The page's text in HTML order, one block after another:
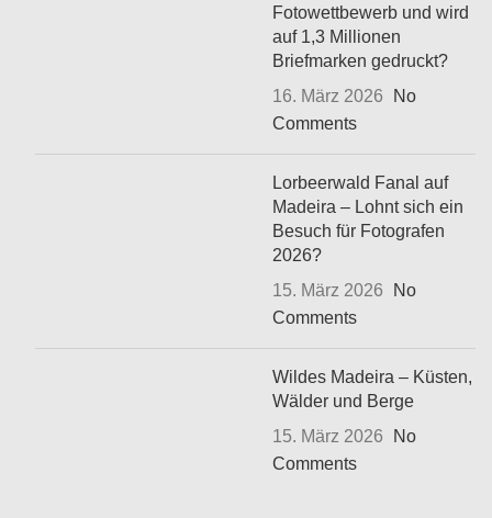
Fotowettbewerb und wird
auf 1,3 Millionen
Briefmarken gedruckt?
16. März 2026
No
Comments
Lorbeerwald Fanal auf
Madeira – Lohnt sich ein
Besuch für Fotografen
2026?
15. März 2026
No
Comments
Wildes Madeira – Küsten,
Wälder und Berge
15. März 2026
No
Comments